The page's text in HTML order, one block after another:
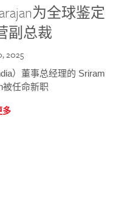
为全球鉴定
副总裁
2025
）董事总经理的 Sriram
被任命新职
多